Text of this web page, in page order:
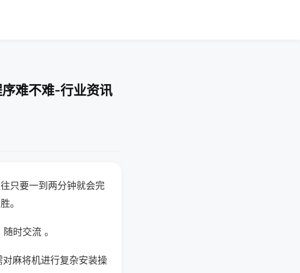
难不难-行业资讯
只要一到两分钟就会完
。
时交流 。
麻将机进行复杂安装操